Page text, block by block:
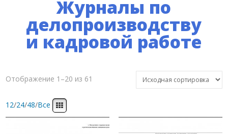
Журналы по
делопроизводству
и кадровой работе
Отображение 1–20 из 61
12/24/48/Все